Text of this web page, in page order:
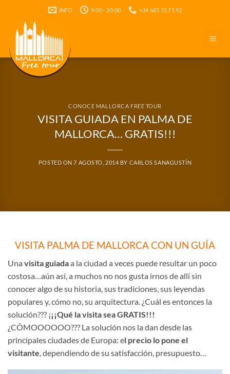
contenido
INFO 9:00 - 20:00 +34 683 31 71 92
CONOCE MALLORCA FREE TOUR
VISITA GUIADA EN PALMA DE
MALLORCA… GRATIS!!!
POSTED ON7 AGOSTO, 2014 BY CARLOS SANAGUSTÍN
VISITA PALMA DE MALLORCA CON UN GUÍA
Una visita guiadaa la ciudad a veces puede resultar un poco
costosa…aún así, a muchos no nos gusta irnos de allí sin
conocer algo de su historia, sus tradiciones, sus leyendas
populares y, cómo no, su arquitectura. ¿Cuál es entonces la
solución??? ¡¡¡Qué la visita sea GRATIS!!!
¿CÓMOOOOOO??? La solución nos la dan desde las
principales ciudades de Europa: el precio lo pone el
visitante , dependiendo de su satisfacción, presupuesto…